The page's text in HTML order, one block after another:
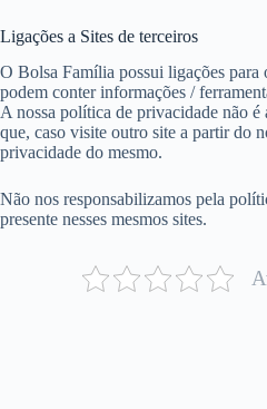
Ligações a Sites de terceiros
O Bolsa Família possui ligações para
podem conter informações /
A nossa política de privacidade não é
que, caso visite outro site a partir do
privacidade do mesmo.
Não nos responsabilizamos pela
presente nesses mesmos sites.